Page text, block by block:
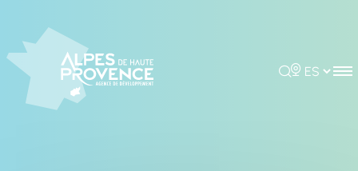
Rechercher
Choisir la